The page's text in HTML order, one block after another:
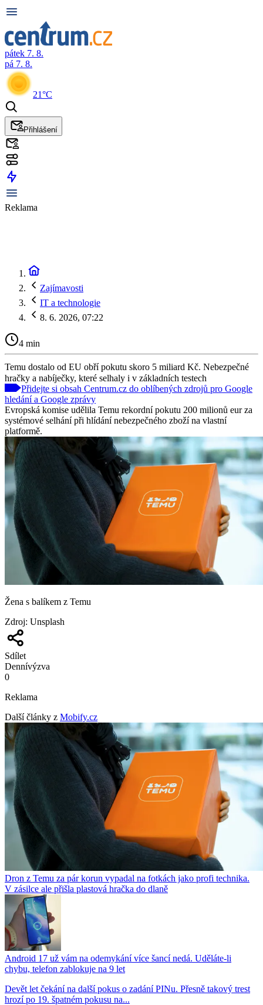
pátek 7. 8.
pá 7. 8.
21°C
Přihlášení
Reklama
Zajímavosti
IT a technologie
8. 6. 2026, 07:22
4 min
Temu dostalo od EU obří pokutu skoro 5 miliard Kč. Nebezpečné
hračky a nabíječky, které selhaly i v základních testech
Přidejte si obsah Centrum.cz do oblíbených zdrojů pro Google
hledání a Google zprávy
Evropská komise udělila Temu rekordní pokutu 200 milionů eur za
systémové selhání při hlídání nebezpečného zboží na vlastní
platformě.
Žena s balíkem z Temu
Zdroj: Unsplash
Sdílet
Dennívýzva
0
Reklama
Další články z Mobify.cz
Dron z Temu za pár korun vypadal na fotkách jako profi technika.
V zásilce ale přišla plastová hračka do dlaně
Android 17 už vám na odemykání více šancí nedá. Uděláte-li
chybu, telefon zablokuje na 9 let
Devět let čekání na další pokus o zadání PINu. Přesně takový trest
hrozí po 19. špatném pokusu na...